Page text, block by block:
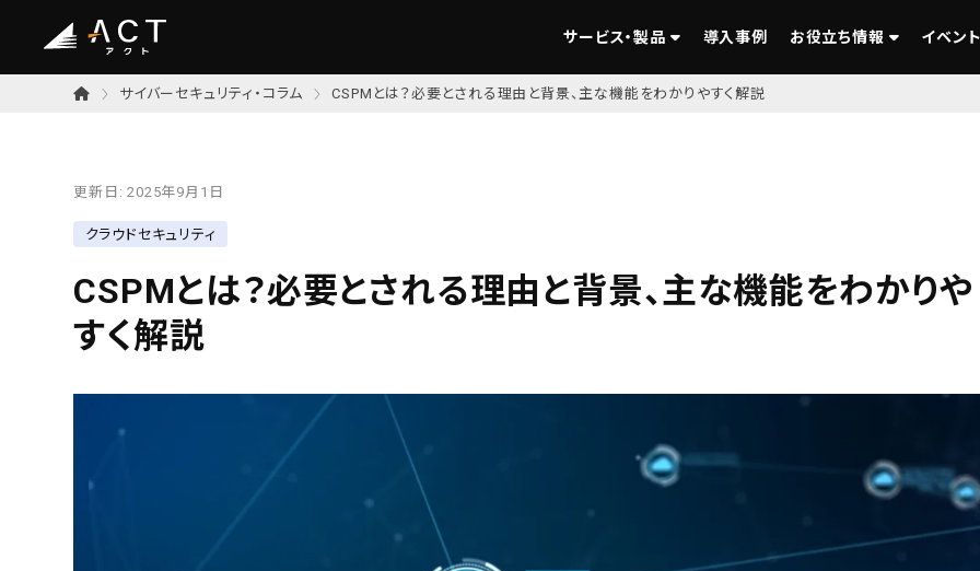
サービス・製品 導入事例 お役立ち情報 イベン
サイバーセキュリティ・コラム CSPMとは？必要とされる理由と背景、主な機能をわかりやすく解説
更新日:2025年9月1日
クラウドセキュリティ
CSPMとは？必要とされる理由と背景、主な機能をわかりや
すく解説